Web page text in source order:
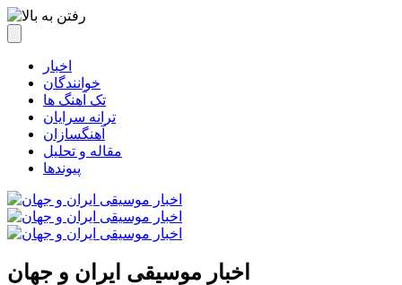
اخبار
خوانندگان
تک آهنگ ها
ترانه سرایان
آهنگسازان
مقاله و تحلیل
پیوندها
اخبار موسیقی ایران و جهان